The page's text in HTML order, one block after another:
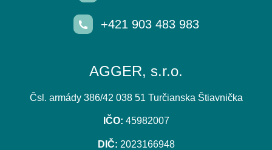
+421 903 483 983
AGGER, s.r.o.
Čsl. armády 386/42 038 51 Turčianska Štiavnička
IČO: 45982007
DIČ: 2023166948